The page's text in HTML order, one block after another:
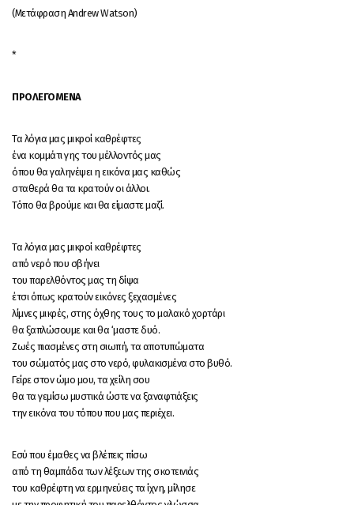
(Μετάφραση Andrew Watson)
*
ΠΡΟΛΕΓΟΜΕΝΑ
Τα λόγια μας μικροί καθρέφτες
ένα κομμάτι γης του μέλλοντός μας
όπου θα γαληνέψει η εικόνα μας καθώς
σταθερά θα τα κρατούν οι άλλοι.
Τόπο θα βρούμε και θα είμαστε μαζί.
Τα λόγια μας μικροί καθρέφτες
από νερό που σβήνει
του παρελθόντος μας τη δίψα
έτσι όπως κρατούν εικόνες ξεχασμένες
λίμνες μικρές, στης όχθης τους το μαλακό χορτάρι
θα ξαπλώσουμε και θα ‘μαστε δυό.
Ζωές πιασμένες στη σιωπή, τα αποτυπώματα
του σώματός μας στο νερό, φυλακισμένα στο βυθό.
Γείρε στον ώμο μου, τα χείλη σου
θα τα γεμίσω μυστικά ώστε να ξαναφτιάξεις
την εικόνα του τόπου που μας περιέχει.
Εσύ που έμαθες να βλέπεις πίσω
από τη θαμπάδα των λέξεων της σκοτεινιάς
του καθρέφτη να ερμηνεύεις τα ίχνη, μίλησε